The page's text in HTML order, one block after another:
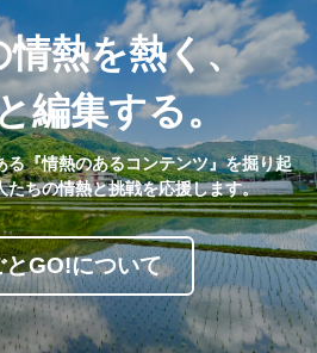
情熱を熱く、
編集する。
『情熱のあるコンテンツ』を掘り起
たちの情熱と挑戦を応援します。
とGO!について